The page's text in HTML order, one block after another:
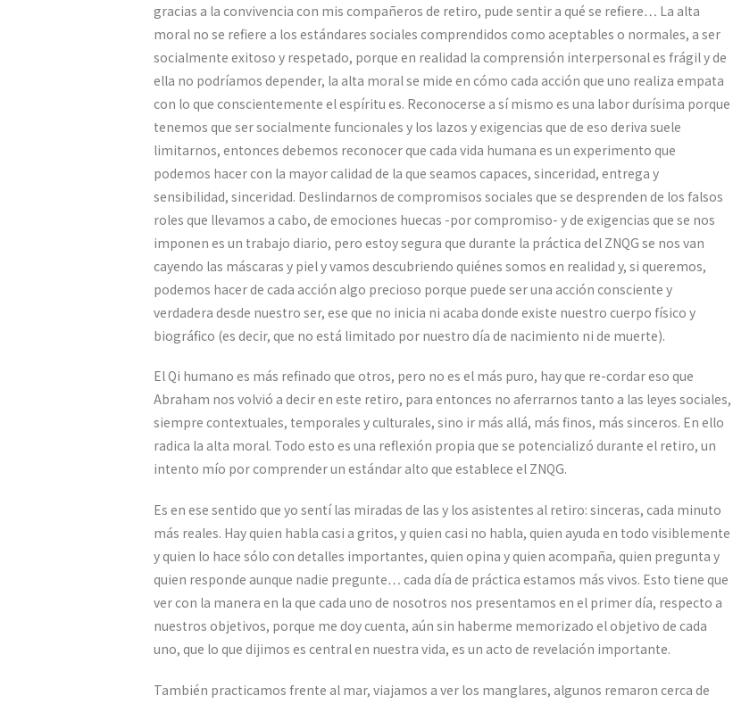
gracias a la convivencia con mis compañeros de retiro, pude sentir a qué se refiere… La alta
moral no se refiere a los estándares sociales comprendidos como aceptables o normales, a ser
socialmente exitoso y respetado, porque en realidad la comprensión interpersonal es frágil y de
ella no podríamos depender, la alta moral se mide en cómo cada acción que uno realiza empata
con lo que conscientemente el espíritu es. Reconocerse a sí mismo es una labor durísima porque
tenemos que ser socialmente funcionales y los lazos y exigencias que de eso deriva suele
limitarnos, entonces debemos reconocer que cada vida humana es un experimento que
podemos hacer con la mayor calidad de la que seamos capaces, sinceridad, entrega y
sensibilidad, sinceridad. Deslindarnos de compromisos sociales que se desprenden de los falsos
roles que llevamos a cabo, de emociones huecas -por compromiso- y de exigencias que se nos
imponen es un trabajo diario, pero estoy segura que durante la práctica del ZNQG se nos van
cayendo las máscaras y piel y vamos descubriendo quiénes somos en realidad y, si queremos,
podemos hacer de cada acción algo precioso porque puede ser una acción consciente y
verdadera desde nuestro ser, ese que no inicia ni acaba donde existe nuestro cuerpo físico y
biográfico (es decir, que no está limitado por nuestro día de nacimiento ni de muerte).
El Qi humano es más refinado que otros, pero no es el más puro, hay que re-cordar eso que
Abraham nos volvió a decir en este retiro, para entonces no aferrarnos tanto a las leyes sociales,
siempre contextuales, temporales y culturales, sino ir más allá, más finos, más sinceros. En ello
radica la alta moral. Todo esto es una reflexión propia que se potencializó durante el retiro, un
intento mío por comprender un estándar alto que establece el ZNQG.
Es en ese sentido que yo sentí las miradas de las y los asistentes al retiro: sinceras, cada minuto
más reales. Hay quien habla casi a gritos, y quien casi no habla, quien ayuda en todo visiblemente
y quien lo hace sólo con detalles importantes, quien opina y quien acompaña, quien pregunta y
quien responde aunque nadie pregunte… cada día de práctica estamos más vivos. Esto tiene que
ver con la manera en la que cada uno de nosotros nos presentamos en el primer día, respecto a
nuestros objetivos, porque me doy cuenta, aún sin haberme memorizado el objetivo de cada
uno, que lo que dijimos es central en nuestra vida, es un acto de revelación importante.
También practicamos frente al mar, viajamos a ver los manglares, algunos remaron cerca de